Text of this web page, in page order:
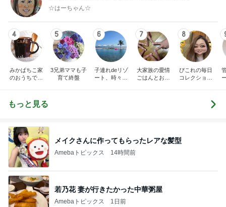
☆はーちゃん☆
4
みかぱちこ家
のおうちでご
5
3兄弟ママも子
育て終盤
6
子連れdeリゾ
ート、時々キ
7
大家族の愛情
ごはんとお弁
8
ぴこれの毎日
コレクション
もっと見る
メイクさんに作ってもらったレアな髪型
Amebaトピックス 14時間前
若乃花 妻が行きたかった中華粥屋
Amebaトピックス 1日前